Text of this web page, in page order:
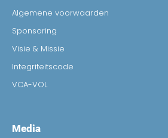
Algemene voorwaarden
Sponsoring
Visie & Missie
Integriteitscode
VCA-VOL
Media